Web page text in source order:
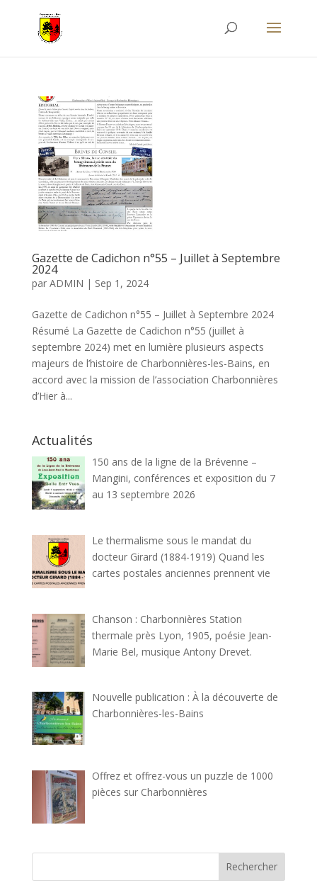
Gazette de Cadichon n°55 – Juillet à Septembre
2024
par ADMIN | Sep 1, 2024
Gazette de Cadichon n°55 – Juillet à Septembre 2024
Résumé La Gazette de Cadichon n°55 (juillet à
septembre 2024) met en lumière plusieurs aspects
majeurs de l’histoire de Charbonnières-les-Bains, en
accord avec la mission de l’association Charbonnières
d’Hier à...
Actualités
150 ans de la ligne de la Brévenne –
Mangini, conférences et exposition du 7
au 13 septembre 2026
Le thermalisme sous le mandat du
docteur Girard (1884-1919) Quand les
cartes postales anciennes prennent vie
Chanson : Charbonnières Station
thermale près Lyon, 1905, poésie Jean-
Marie Bel, musique Antony Drevet.
Nouvelle publication : À la découverte de
Charbonnières-les-Bains
Offrez et offrez-vous un puzzle de 1000
pièces sur Charbonnières